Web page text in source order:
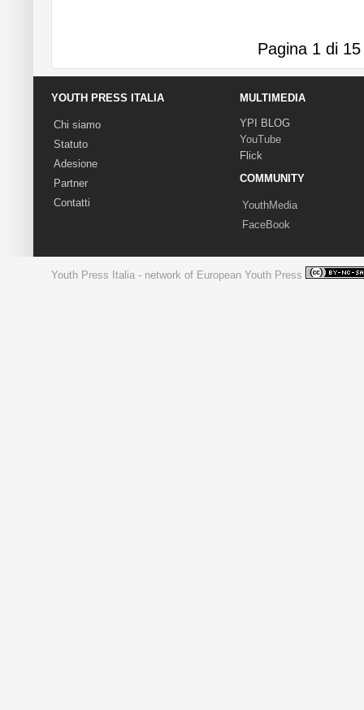
Pagina 1 di 15
YOUTH PRESS ITALIA
Chi siamo
Statuto
Adesione
Partner
Contatti
MULTIMEDIA
YPI BLOG
YouTube
Flick
COMMUNITY
YouthMedia
FaceBook
Youth Press Italia - network of European Youth Press